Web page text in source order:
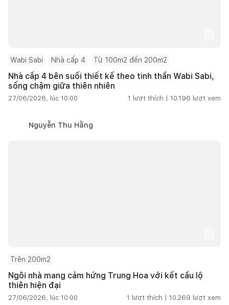
Wabi Sabi Nhà cấp 4 Từ 100m2 đến 200m2
Nhà cấp 4 bên suối thiết kế theo tinh thần Wabi Sabi,
sống chậm giữa thiên nhiên
27/06/2026, lúc 10:00 1 lượt thích | 10.196 lượt xem
Nguyễn Thu Hằng
Trên 200m2
Ngôi nhà mang cảm hứng Trung Hoa với kết cấu lộ
thiên hiện đại
27/06/2026, lúc 10:00 1 lượt thích | 10.269 lượt xem